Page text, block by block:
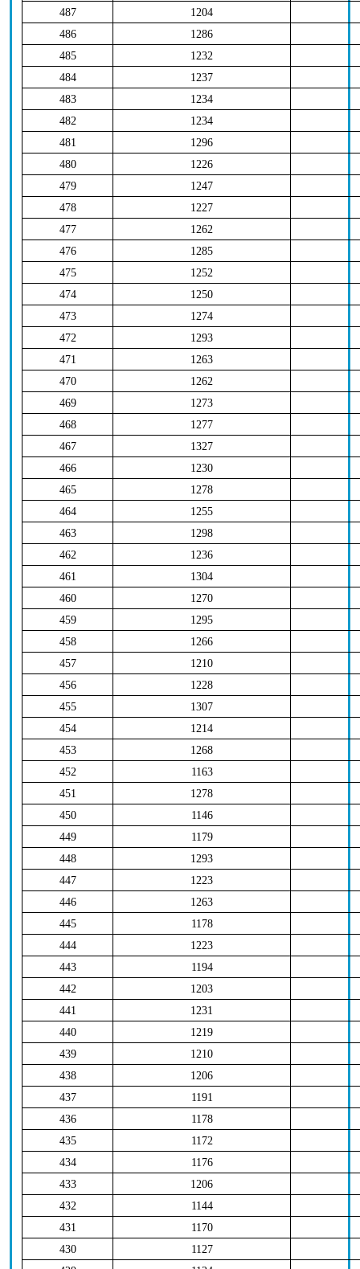
487
1204
486
1286
485
1232
484
1237
483
1234
482
1234
481
1296
480
1226
479
1247
478
1227
477
1262
476
1285
475
1252
474
1250
473
1274
472
1293
471
1263
470
1262
469
1273
468
1277
467
1327
466
1230
465
1278
464
1255
463
1298
462
1236
461
1304
460
1270
459
1295
458
1266
457
1210
456
1228
455
1307
454
1214
453
1268
452
1163
451
1278
450
1146
449
1179
448
1293
447
1223
446
1263
445
1178
444
1223
443
1194
442
1203
441
1231
440
1219
439
1210
438
1206
437
1191
436
1178
435
1172
434
1176
433
1206
432
1144
431
1170
430
1127